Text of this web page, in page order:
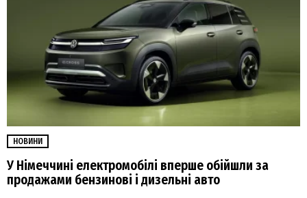
НОВИНИ
У Німеччині електромобілі вперше обійшли за
продажами бензинові і дизельні авто